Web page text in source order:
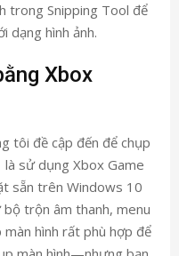
trong Snipping Tool để
dạng hình ảnh.
Xbox
tôi đề cập đến để chụp
sử dụng Xbox Game
sẵn trên Windows 10
trộn âm thanh, menu
hình rất phù hợp để